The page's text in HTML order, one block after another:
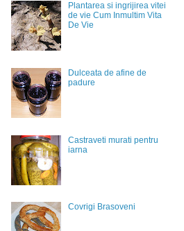
Plantarea si ingrijirea vitei
de vie Cum Inmultim Vita
De Vie
Dulceata de afine de
padure
Castraveti murati pentru
iarna
Covrigi Brasoveni